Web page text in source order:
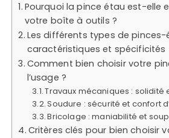
Pourquoi la pince étau est-elle
votre boîte à outils ?
Les différents types de pinces-
caractéristiques et spécificités
Comment bien choisir votre
l’usage ?
Travaux mécaniques : solidité
Soudure : sécurité et confort
Bricolage : maniabilité et
Critères clés pour bien choisir